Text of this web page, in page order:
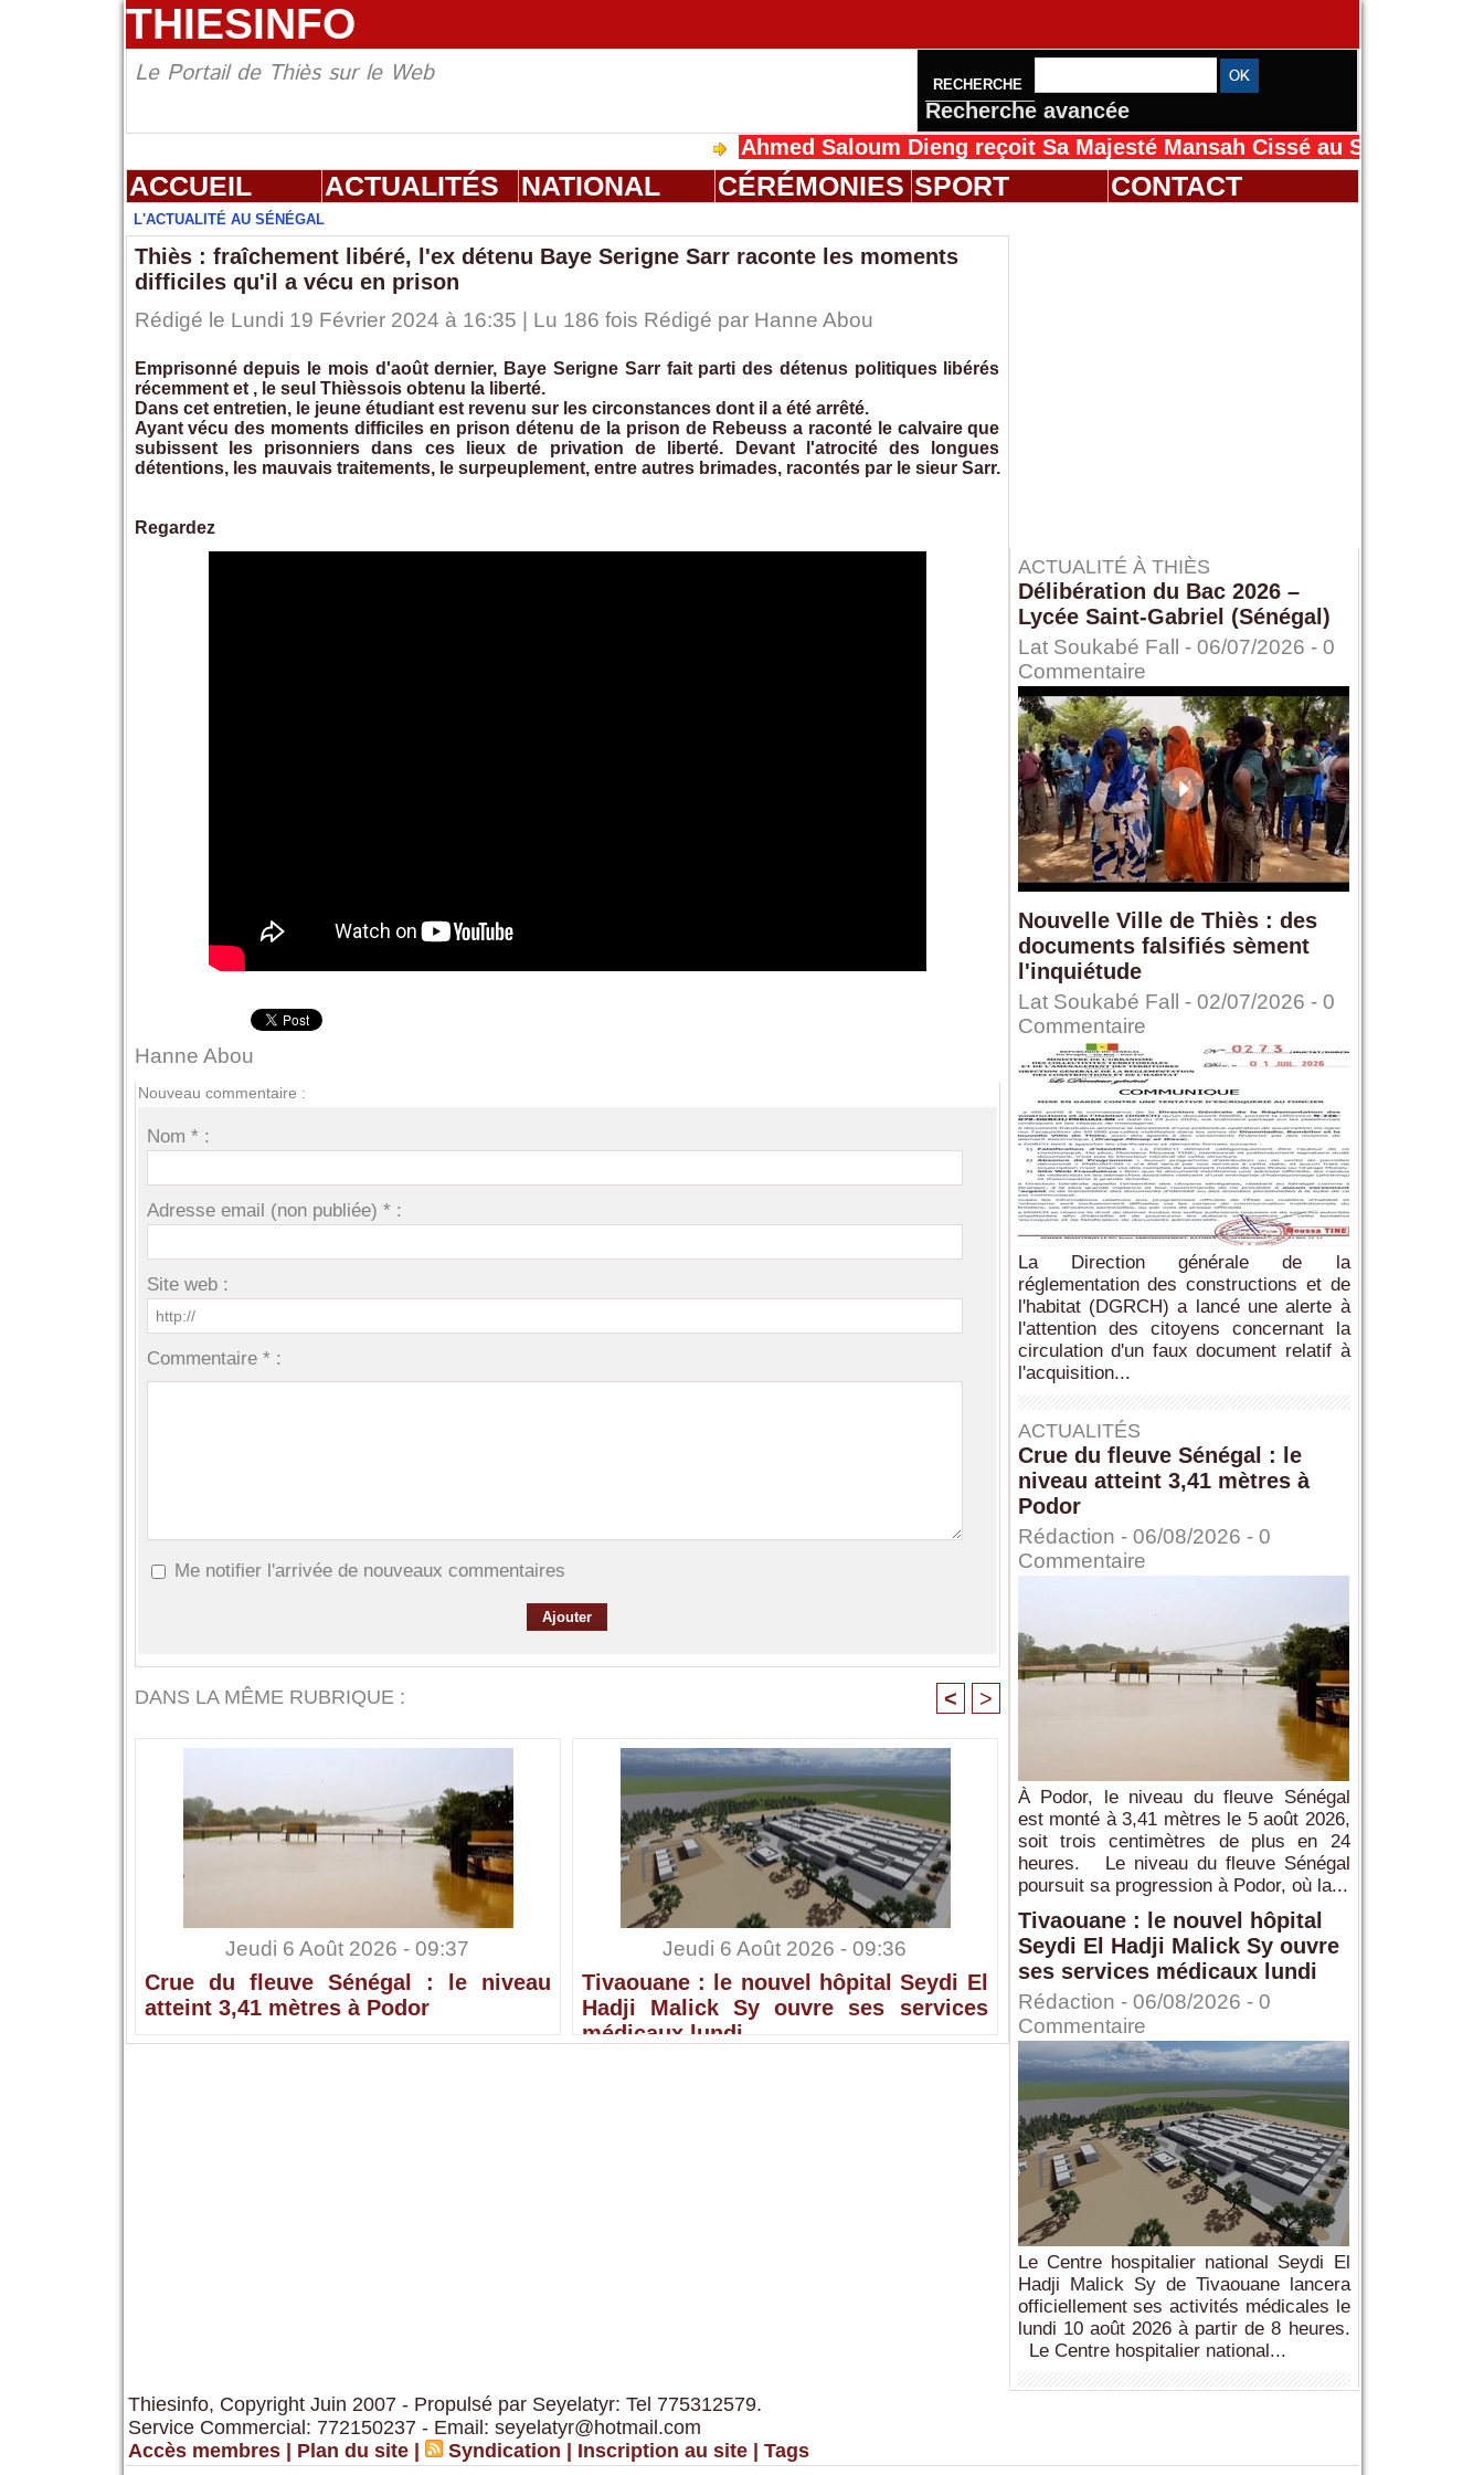
THIESINFO
Le Portail de Thiès sur le Web RECHERCHE
Recherche avancée
Ahmed Saloum Dieng reçoit Sa Majesté Mansah Cissé au Sénégal pour le
ACCUEIL ACTUALITÉS NATIONAL CÉRÉMONIES SPORT CONTACT
L'ACTUALITÉ AU SÉNÉGAL
Thiès : fraîchement libéré, l'ex détenu Baye Serigne Sarr raconte les moments
difficiles qu'il a vécu en prison
Rédigé le Lundi 19 Février 2024 à 16:35 | Lu 186 fois Rédigé par Hanne Abou
Emprisonné depuis le mois d'août dernier, Baye Serigne Sarr fait parti des détenus politiques libérés
récemment et , le seul Thièssois obtenu la liberté.
Dans cet entretien, le jeune étudiant est revenu sur les circonstances dont il a été arrêté.
Ayant vécu des moments difficiles en prison détenu de la prison de Rebeuss a raconté le calvaire que
subissent les prisonniers dans ces lieux de privation de liberté. Devant l'atrocité des longues
détentions, les mauvais traitements, le surpeuplement, entre autres brimades, racontés par le sieur Sarr.
Regardez
Hanne Abou
Nouveau commentaire :
Nom * :
Adresse email (non publiée) * :
Site web :
Commentaire * :
Me notifier l'arrivée de nouveaux commentaires
DANS LA MÊME RUBRIQUE : < >
Jeudi 6 Août 2026 - 09:37
Crue du fleuve Sénégal : le niveau
atteint 3,41 mètres à Podor
Jeudi 6 Août 2026 - 09:36
Tivaouane : le nouvel hôpital Seydi El
Hadji Malick Sy ouvre ses services
médicaux lundi
ACTUALITÉ À THIÈS
Délibération du Bac 2026 –
Lycée Saint-Gabriel (Sénégal)
Lat Soukabé Fall - 06/07/2026 - 0
Commentaire
Nouvelle Ville de Thiès : des
documents falsifiés sèment
l'inquiétude
Lat Soukabé Fall - 02/07/2026 - 0
Commentaire
La Direction générale de la
réglementation des constructions et de
l'habitat (DGRCH) a lancé une alerte à
l'attention des citoyens concernant la
circulation d'un faux document relatif à
l'acquisition...
ACTUALITÉS
Crue du fleuve Sénégal : le
niveau atteint 3,41 mètres à
Podor
Rédaction - 06/08/2026 - 0
Commentaire
À Podor, le niveau du fleuve Sénégal
est monté à 3,41 mètres le 5 août 2026,
soit trois centimètres de plus en 24
heures. Le niveau du fleuve Sénégal
poursuit sa progression à Podor, où la...
Tivaouane : le nouvel hôpital
Seydi El Hadji Malick Sy ouvre
ses services médicaux lundi
Rédaction - 06/08/2026 - 0
Commentaire
Le Centre hospitalier national Seydi El
Hadji Malick Sy de Tivaouane lancera
officiellement ses activités médicales le
lundi 10 août 2026 à partir de 8 heures.
Le Centre hospitalier national...
Thiesinfo, Copyright Juin 2007 - Propulsé par Seyelatyr: Tel 775312579.
Service Commercial: 772150237 - Email: seyelatyr@hotmail.com
Accès membres
Plan du site Syndication Inscription au site Tags